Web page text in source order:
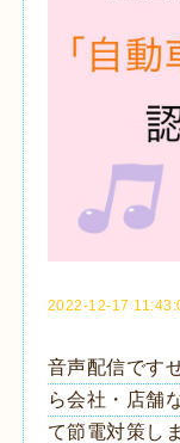
2022-12-17
音声配信です
ら会社・店舗
て節電対策し